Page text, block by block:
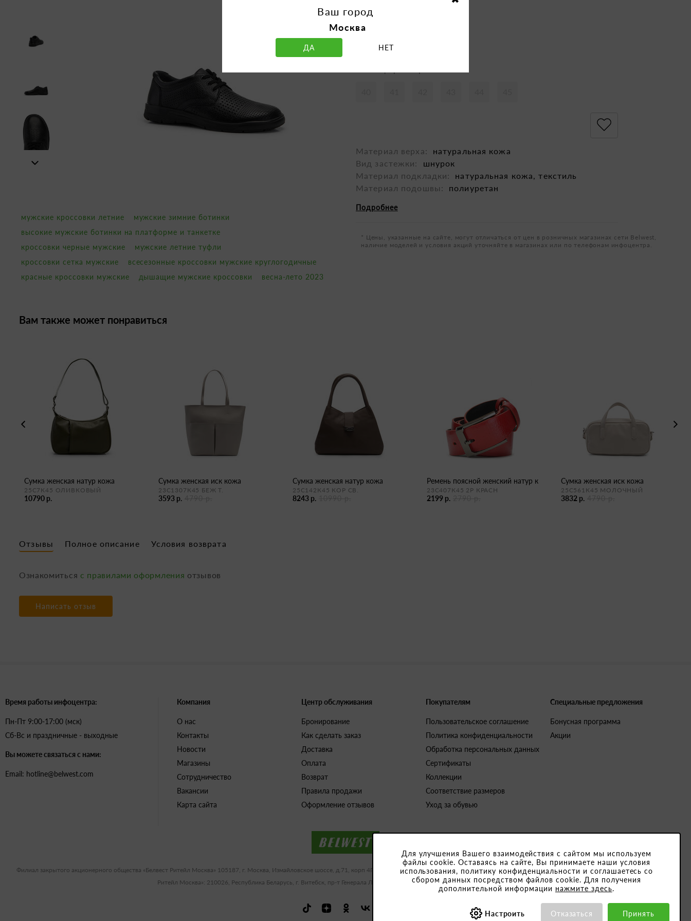
Для улучшения Вашего взаимодействия с сайтом мы используем
файлы cookie. Оставаясь на сайте, Вы принимаете наши условия
использования, политику конфиденциальности и соглашаетесь со
сбором данных посредством файлов cookie. Для получения
дополнительной информации нажмите здесь.
Настроить Отказаться Принять
мужские кроссовки летние
мужские зимние ботинки
высокие мужские ботинки на платформе и танкетке
кроссовки черные мужские
мужские летние туфли
кроссовки сетка мужские
всесезонные кроссовки мужские круглогодичные
красные кроссовки мужские
дышащие мужские кроссовки весна-лето 2023
Материал верха:
натуральная кожа
Вид застежки:
шнурок
Материал подкладки:
натуральная кожа, текстиль
Материал подошвы:
полиуретан
Подробнее
* Цены, указанные на сайте, могут отличаться от цен в розничных магазинах сети Belwest,
наличие моделей и условия акций уточняйте в магазинах или по телефонам инфоцентра.
Вам также может понравиться
сумка женская натур кожа
25С7К45 ОЛИВКОВЫЙ
10790 р.
сумка женская иск кожа
23С1307К45 БЕЖ Т.
3593 р.
сумка женская натур кожа
25С142К45 КОР СВ.
8243 р.
ремень поясной женский натур к
23С407К45 2Р КРАСН
2199 р.
сумка женская иск кожа
25С561К45 МОЛОЧНЫЙ
3832 р.
Отзывы Полное описание Условия возврата
Ознакомиться с правилами оформления отзывов
Написать отзыв
Время работы инфоцентра:
Пн-Пт 9:00-17:00 (мск)
Сб-Вс и праздничные - выходные
Вы можете связаться с нами:
Email: hotline@belwest.com
Компания
О нас
Контакты
Новости
Магазины
Сотрудничество
Вакансии
Карта сайта
Центр обслуживания
Бронирование
Как сделать заказ
Доставка
Оплата
Возврат
Правила продажи
Оформление отзывов
Покупателям
Пользовательское соглашение
Политика конфиденциальности
Обработка персональных данных
Сертификаты
Коллекции
Соответствие размеров
Уход за обувью
Специальные предложения
Бонусная программа
Акции
Филиал закрытого акционерного общества «Белвест Ритейл Москва» 105187, г. Москва, Измайловское шоссе, д.71, корп 4Г-Д ИНН/КПП 9909483591/774791001. Юридический адрес закрытого акционерного общества «Белвест
Ритейл Москва»: 210026, Республика Беларусь, г. Витебск, пр-т Генерала Людникова, 10-1, УНП 391815189, ОКПО 501066892000
Москва
ДА НЕТ
Ваш город